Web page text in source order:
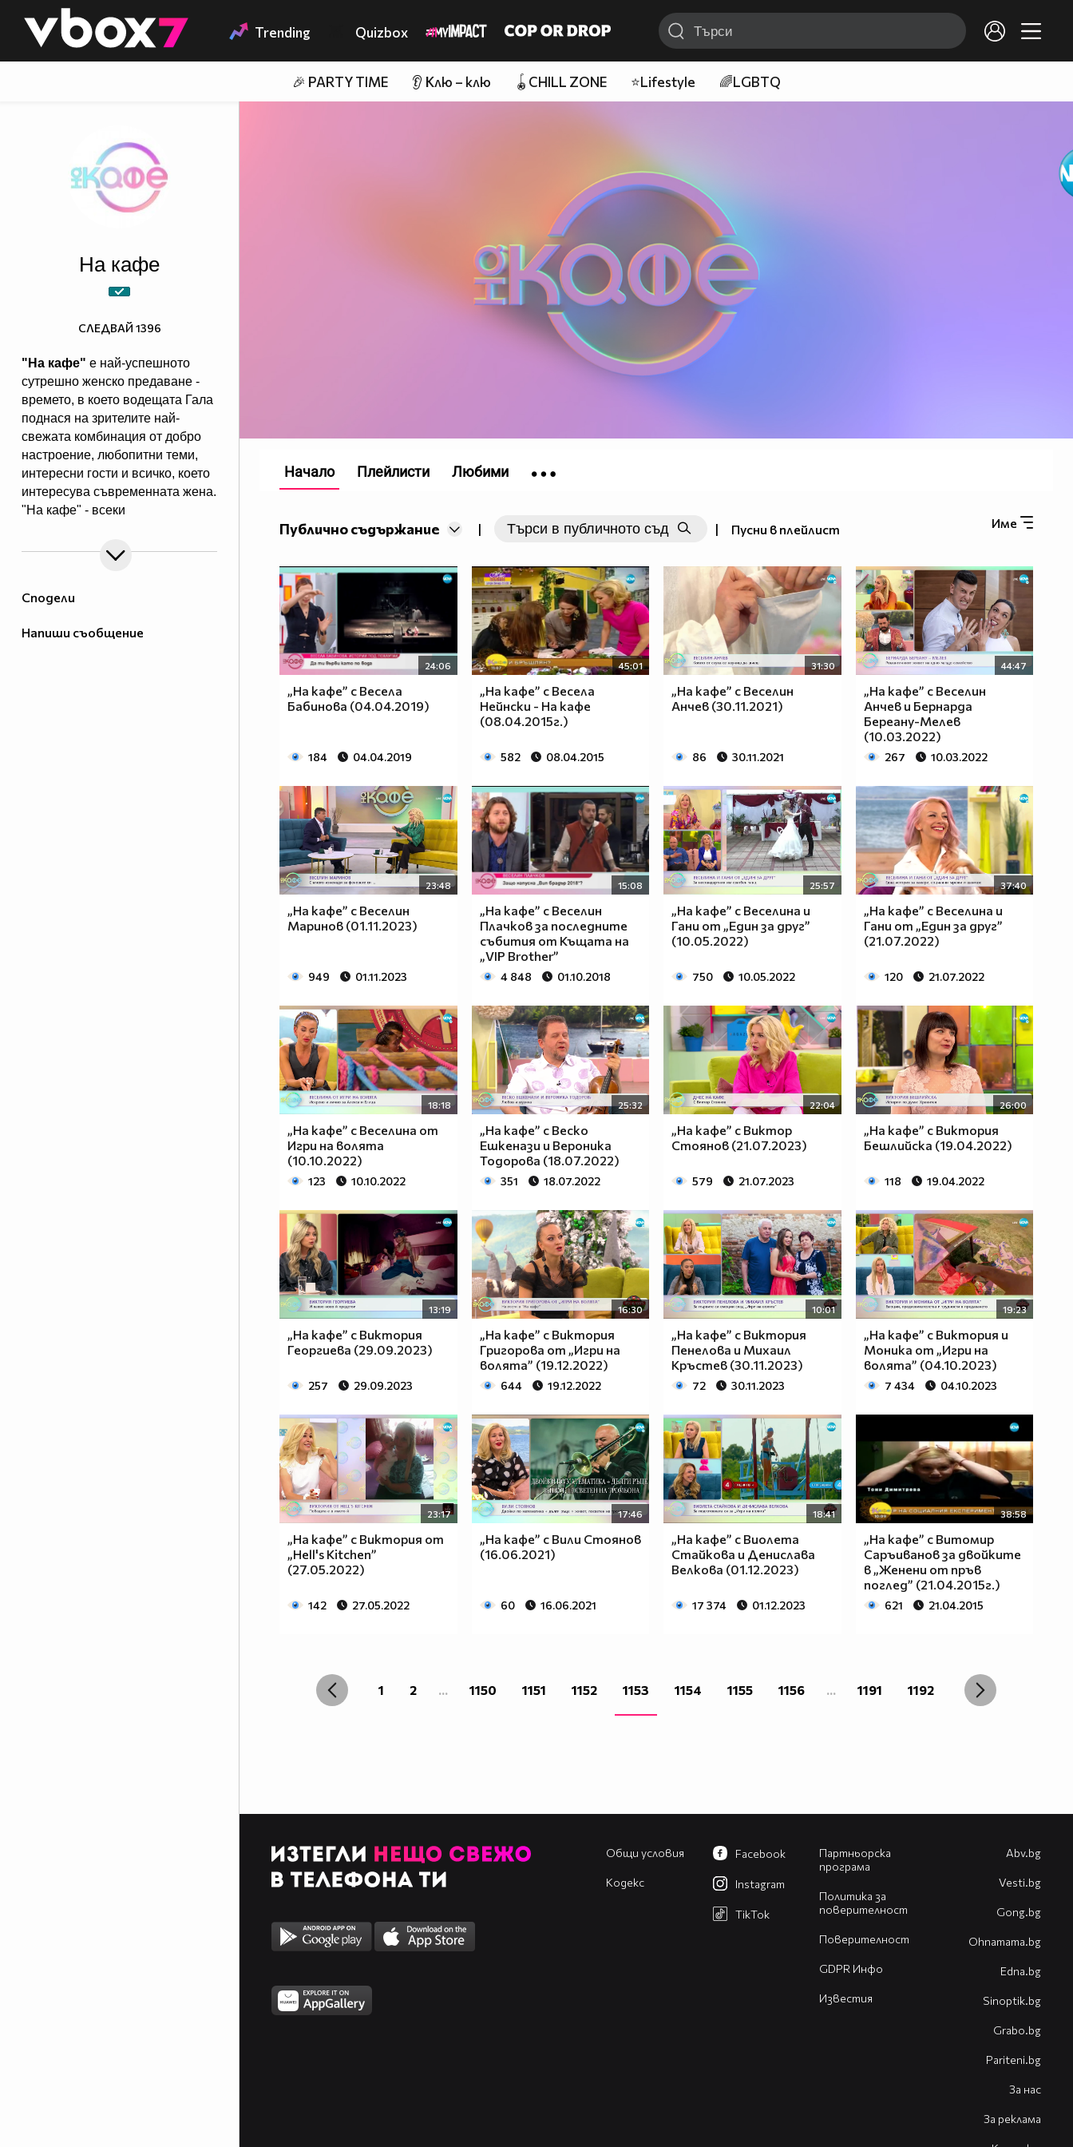
👾 Trending Quizbox
🎉 PARTY TIME 👂 Клю – клю 🪀CHILL ZONE ⭐Lifestyle 🌈LGBTQ
Сподели
Напиши съобщение
На кафе
"На кафе" е най-успешното
сутрешно женско предаване -
времето, в което водещата Гала
поднася на зрителите най-
свежата комбинация от добро
настроение, любопитни теми,
интересни гости и всичко, което
интересува съвременната жена.
"На кафе" - всеки
Eпизодите на предаването може
СЛЕДВАЙ 1396
Име
Публично съдържание | | Пусни в плейлист
24:06
„На кафе” с Весела
Бабинова (04.04.2019)
184 04.04.2019
45:01
„На кафе” с Весела
Нейнски - На кафе
(08.04.2015г.)
582 08.04.2015
31:30
„На кафе” с Веселин
Анчев (30.11.2021)
86 30.11.2021
44:47
„На кафе” с Веселин
Анчев и Бернарда
Береану-Мелев
(10.03.2022)
267 10.03.2022
23:48
„На кафе” с Веселин
Маринов (01.11.2023)
949 01.11.2023
15:08
„На кафе” с Веселин
Плачков за последните
събития от Къщата на
„VIP Brother”
4 848 01.10.2018
25:57
„На кафе” с Веселина и
Гани от „Един за друг”
(10.05.2022)
750 10.05.2022
37:40
„На кафе” с Веселина и
Гани от „Един за друг”
(21.07.2022)
120 21.07.2022
18:18
„На кафе” с Веселина от
Игри на волята
(10.10.2022)
123 10.10.2022
25:32
„На кафе” с Веско
Ешкенази и Вероника
Тодорова (18.07.2022)
351 18.07.2022
22:04
„На кафе” с Виктор
Стоянов (21.07.2023)
579 21.07.2023
26:00
„На кафе” с Виктория
Бешлийска (19.04.2022)
118 19.04.2022
13:19
„На кафе” с Виктория
Георгиева (29.09.2023)
257 29.09.2023
16:30
„На кафе” с Виктория
Григорова от „Игри на
волята” (19.12.2022)
644 19.12.2022
10:01
„На кафе” с Виктория
Пенелова и Михаил
Кръстев (30.11.2023)
72 30.11.2023
19:23
„На кафе” с Виктория и
Моника от „Игри на
волята” (04.10.2023)
7 434 04.10.2023
23:17
„На кафе” с Виктория от
„Hell's Kitchen”
(27.05.2022)
142 27.05.2022
17:46
„На кафе” с Вили Стоянов
(16.06.2021)
60 16.06.2021
18:41
„На кафе” с Виолета
Стайкова и Денислава
Велкова (01.12.2023)
17 374 01.12.2023
38:58
„На кафе” с Витомир
Саръиванов за двойките
в „Женени от пръв
поглед” (21.04.2015г.)
621 21.04.2015
1 2 ... 1150 1151 1152 1153 1154 1155 1156 ... 1191 1192
Начало Плейлисти Любими
Общи условия
Кодекс
Партньорска
програма
Политика за
поверителност
Поверителност
GDPR Инфо
Известия
Facebook
Instagram
TikTok
Abv.bg
Vesti.bg
Gong.bg
Оhnamama.bg
Edna.bg
Sinoptik.bg
Grabo.bg
Pariteni.bg
За нас
За реклама